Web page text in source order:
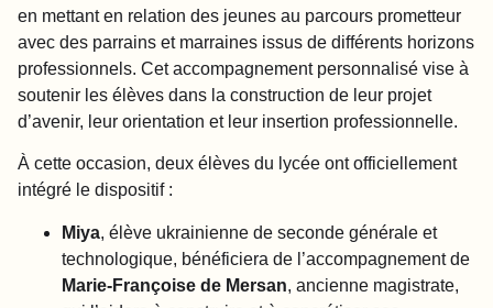
en mettant en relation des jeunes au parcours prometteur
avec des parrains et marraines issus de différents horizons
professionnels. Cet accompagnement personnalisé vise à
soutenir les élèves dans la construction de leur projet
d’avenir, leur orientation et leur insertion professionnelle.
À cette occasion, deux élèves du lycée ont officiellement
intégré le dispositif :
Miya, élève ukrainienne de seconde générale et
technologique, bénéficiera de l’accompagnement de
Marie-Françoise de Mersan, ancienne magistrate,